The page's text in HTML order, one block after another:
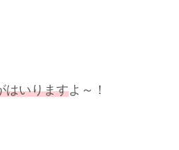
はいりますよ～！